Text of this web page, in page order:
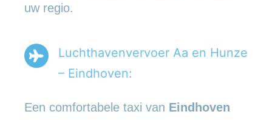
uw regio.
Luchthavenvervoer Aa en Hunze
– Eindhoven:
Een comfortabele taxi van Eindhoven